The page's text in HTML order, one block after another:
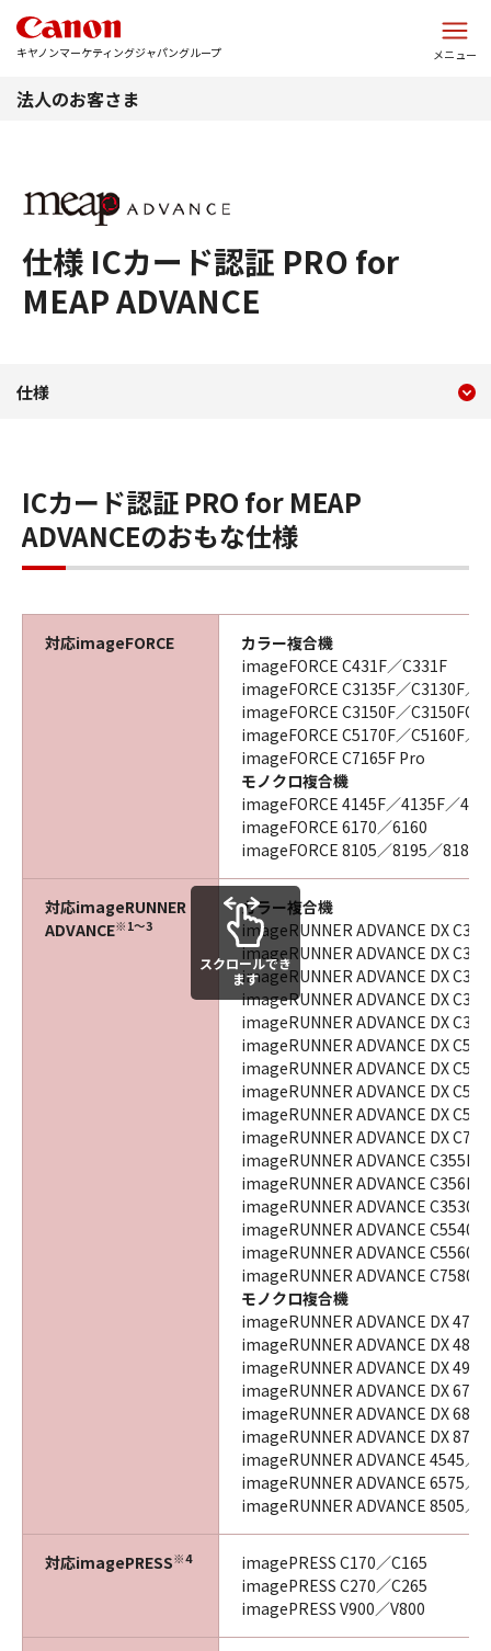
キヤノンマーケティングジャパングループ メニュー
法人のお客さま
仕様 ICカード認証 PRO for
MEAP ADVANCE
仕様 ICカード認証 PRO for
仕様
ICカード認証 PRO for MEAP
ADVANCEのおもな仕様
対応imageFORCE
カラー複合機
imageFORCE C431F／C331F
imageFORCE C3135F／C3130F／
imageFORCE C3150F／C3150FQ
imageFORCE C5170F／C5160F／
imageFORCE C7165F Pro
モノクロ複合機
imageFORCE 4145F／4135F／
imageFORCE 6170／6160
imageFORCE 8105／8195／8186
対応imageRUNNER
ADVANCE※1～3
カラー複合機
imageRUNNER ADVANCE DX
imageRUNNER ADVANCE DX
imageRUNNER ADVANCE DX
imageRUNNER ADVANCE DX
imageRUNNER ADVANCE DX
imageRUNNER ADVANCE DX
imageRUNNER ADVANCE DX
imageRUNNER ADVANCE DX
imageRUNNER ADVANCE DX
imageRUNNER ADVANCE DX
imageRUNNER ADVANCE C355F
imageRUNNER ADVANCE C356F
imageRUNNER ADVANCE C3530
imageRUNNER ADVANCE C5540
imageRUNNER ADVANCE C5560
imageRUNNER ADVANCE C7580
モノクロ複合機
imageRUNNER ADVANCE DX
imageRUNNER ADVANCE DX
imageRUNNER ADVANCE DX
imageRUNNER ADVANCE DX
imageRUNNER ADVANCE DX
imageRUNNER ADVANCE DX
imageRUNNER ADVANCE 4545／
imageRUNNER ADVANCE 6575／
imageRUNNER ADVANCE 8505／
対応imagePRESS※4
imagePRESS C170／C165
imagePRESS C270／C265
imagePRESS V900／V800
スクロールでき
ます